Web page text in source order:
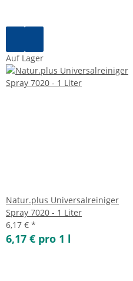
Auf Lager
Natur.plus Universalreiniger
Spray 7020 - 1 Liter
6,17 € *
6,17 € pro 1 l